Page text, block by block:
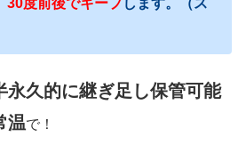
30度前後でキープ します。（ス
永久的に継ぎ足し保管可能
温で！